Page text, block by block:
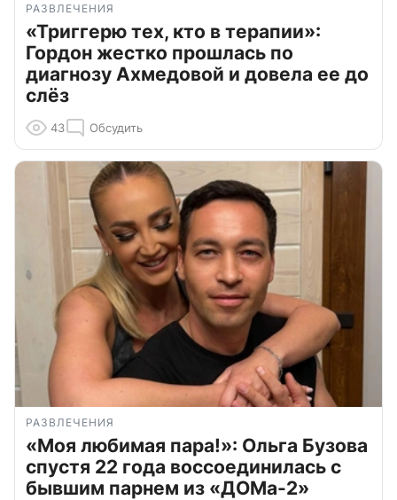
РАЗВЛЕЧЕНИЯ
«Триггерю тех, кто в терапии»:
Гордон жестко прошлась по
диагнозу Ахмедовой и довела ее до
слёз
43 Обсудить
РАЗВЛЕЧЕНИЯ
«Моя любимая пара!»: Ольга Бузова
спустя 22 года воссоединилась с
бывшим парнем из «ДОМа-2»